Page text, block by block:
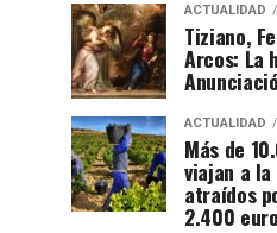
ACTUALIDAD
Tiziano,
Arcos: La
ACTUALIDAD
Más de
viajan a
atraídos
2.400